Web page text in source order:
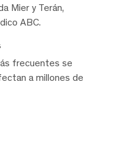
Mier y Terán,
ABC.
frecuentes se
a millones de